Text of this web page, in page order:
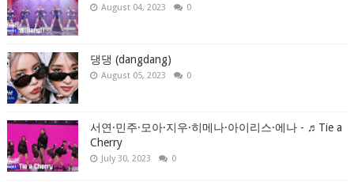
August 04, 2023 0
댕댕 (dangdang)
August 05, 2023 0
서연·민주·모아·지우·히메나·아이리스·에나 - ♬Tie a
Cherry
July 30, 2023 0